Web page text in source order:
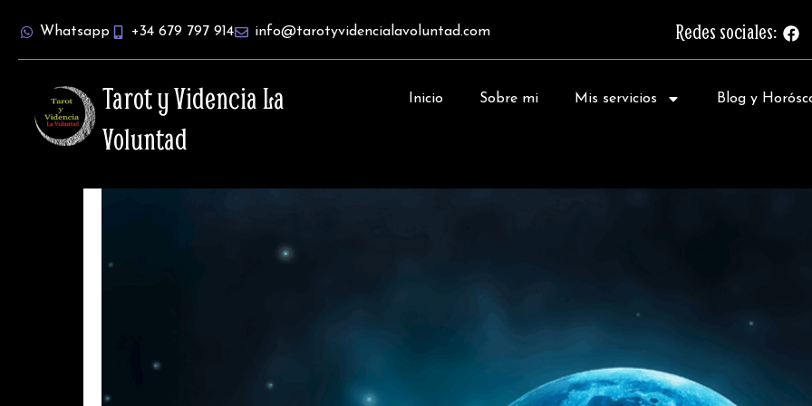
contenido
Whatsapp +34 679 797 914 info@tarotyvidencialavoluntad.com Redes sociales:
F
a
c
b
Tarot y Videncia La
Voluntad
Inicio Sobre mi Mis servicios Blog y